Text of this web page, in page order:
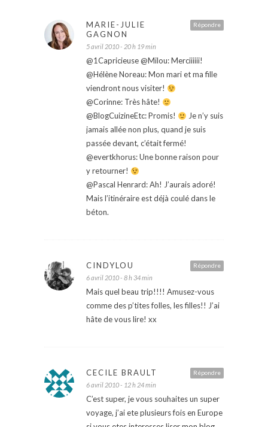
Répondre
MARIE-JULIE
GAGNON
5 avril 2010 - 20 h 19 min
@1Capricieuse @Milou: Merciiiiii!
@Hélène Noreau: Mon mari et ma fille
viendront nous visiter!
@Corinne: Très hâte!
@BlogCuizineEtc: Promis!
Je n’y suis
jamais allée non plus, quand je suis
passée devant, c’était fermé!
@evertkhorus: Une bonne raison pour
y retourner!
@Pascal Henrard: Ah! J’aurais adoré!
Mais l’itinéraire est déjà coulé dans le
béton.
Répondre
CINDYLOU
6 avril 2010 - 8 h 34 min
Mais quel beau trip!!!! Amusez-vous
comme des p’tites folles, les filles!! J’ai
hâte de vous lire! xx
Répondre
CECILE BRAULT
6 avril 2010 - 12 h 24 min
C’est super, je vous souhaites un super
voyage, j’ai ete plusieurs fois en Europe